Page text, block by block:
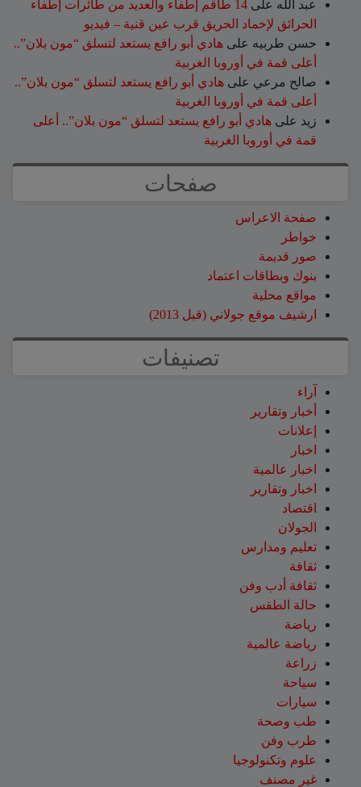
عبد الله على
14 طاقم إطفاء والعديد من طائرات إطفاء
الحرائق لإخماد الحريق قرب عين قنية – فيديو
حسن طربيه على هادي أبو رافع يستعد لتسلق “مون بلان”..
أعلى قمة في أوروبا الغربية
صالح مرعي على هادي أبو رافع يستعد لتسلق “مون بلان”..
أعلى قمة في أوروبا الغربية
زيد على هادي أبو رافع يستعد لتسلق “مون بلان”.. أعلى
قمة في أوروبا الغربية
صفحات
صفحة الاعراس
خواطر
صور قديمة
بنوك وبطاقات اعتماد
مواقع محلية
ارشيف موقع جولاني (قبل 2013)
تصنيفات
آراء
أخبار وتقارير
إعلانات
اخبار
اخبار عالمية
اخبار وتقارير
اقتصاد
الجولان
تعليم ومدارس
ثقافة
ثقافة أدب وفن
حالة الطقس
رياضة
رياضة عالمية
زراعة
سياحة
سيارات
طب وصحة
طرب وفن
علوم وتكنولوجيا
غير مصنف